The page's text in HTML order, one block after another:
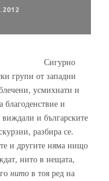
Сигурно
групи от западни
усмихнати и
благоденствие и
и българските
разбира се.
и другите няма нищо
нито в нещата,
нито в тоя ред на